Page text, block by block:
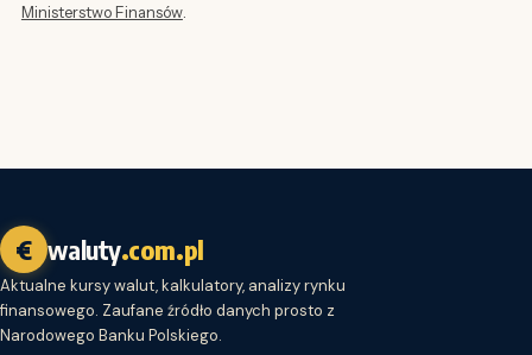
Ministerstwo Finansów.
€ waluty.com.pl
Aktualne kursy walut, kalkulatory, analizy rynku
finansowego. Zaufane źródło danych prosto z
Narodowego Banku Polskiego.